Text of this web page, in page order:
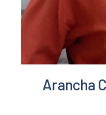
Arancha